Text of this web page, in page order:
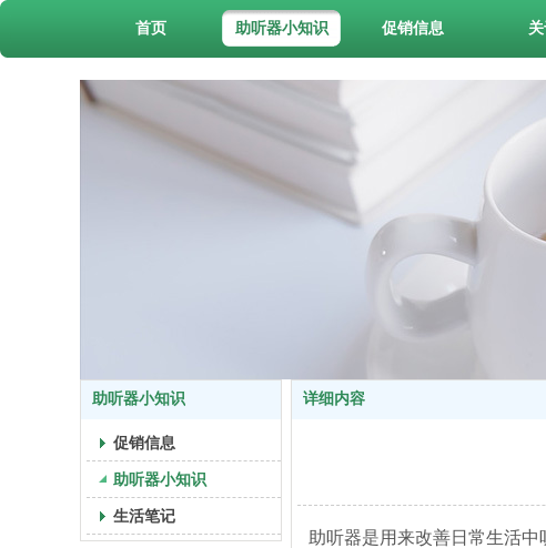
首页 助听器小知识 促销信息
助听器小知识
促销信息
助听器小知识
生活笔记
详细内容
助听器是用来改善日常生活